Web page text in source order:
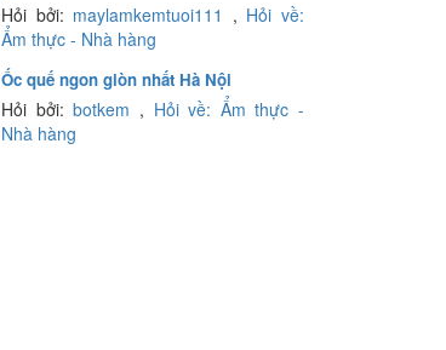
Hỏi bởi: maylamkemtuoi111 , Hỏi về:
Ẩm thực - Nhà hàng
Ốc quế ngon giòn nhất Hà Nội
Hỏi bởi:botkem , Hỏi về: Ẩm thực -
Nhà hàng